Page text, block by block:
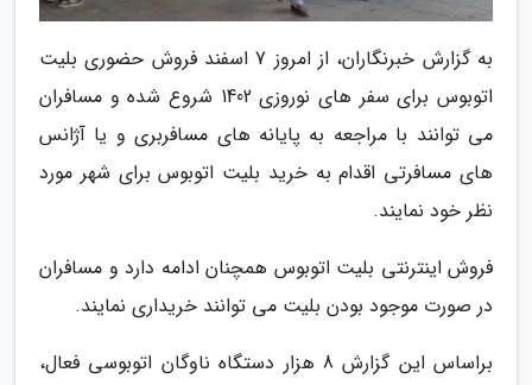
به گزارش خبرنگاران، از امروز 7 اسفند فروش حضوری بلیت
اتوبوس برای سفر های نوروزی 1402 شروع شده و مسافران
می توانند با مراجعه به پایانه های مسافربری و یا آژانس
های مسافرتی اقدام به خرید بلیت اتوبوس برای شهر مورد
نظر خود نمایند.
فروش اینترنتی بلیت اتوبوس همچنان ادامه دارد و مسافران
در صورت موجود بودن بلیت می توانند خریداری نمایند.
براساس این گزارش 8 هزار دستگاه ناوگان اتوبوسی فعال،